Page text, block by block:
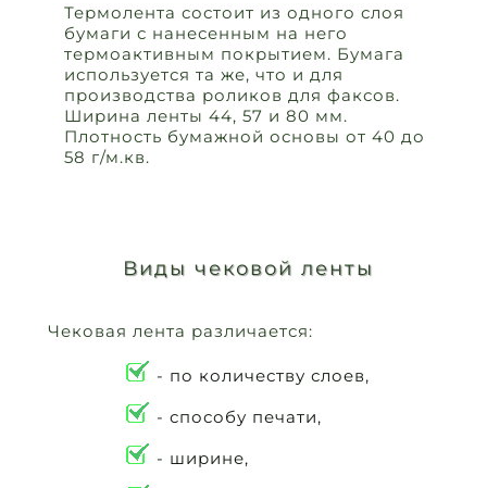
Термолента состоит из одного слоя
бумаги с нанесенным на него
термоактивным покрытием. Бумага
используется та же, что и для
производства роликов для факсов.
Ширина ленты 44, 57 и 80 мм.
Плотность бумажной основы от 40 до
58 г/м.кв.
Виды чековой ленты
Чековая лента различается:
- по количеству слоев,
- способу печати,
- ширине,